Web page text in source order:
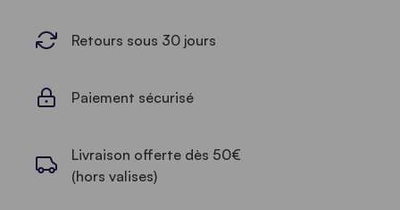
Retours sous 30 jours
Paiement sécurisé
Livraison offerte dès 50€
(hors valises)